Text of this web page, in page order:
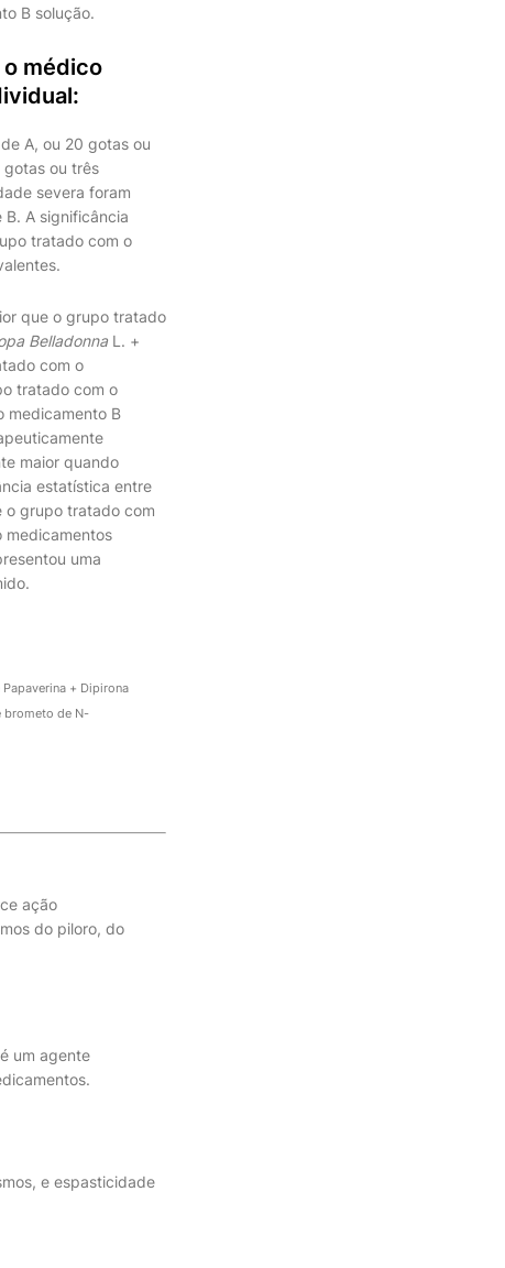
B solução.
médico
A, ou 20 gotas ou
gotas ou três
severa foram
A significância
tratado com o
que o grupo tratado
Belladonna L. +
com o
tratado com o
medicamento B
maior quando
estatística entre
o grupo tratado com
medicamentos
uma
+ Dipirona
brometo de N-
ação
do piloro, do
um agente
e espasticidade